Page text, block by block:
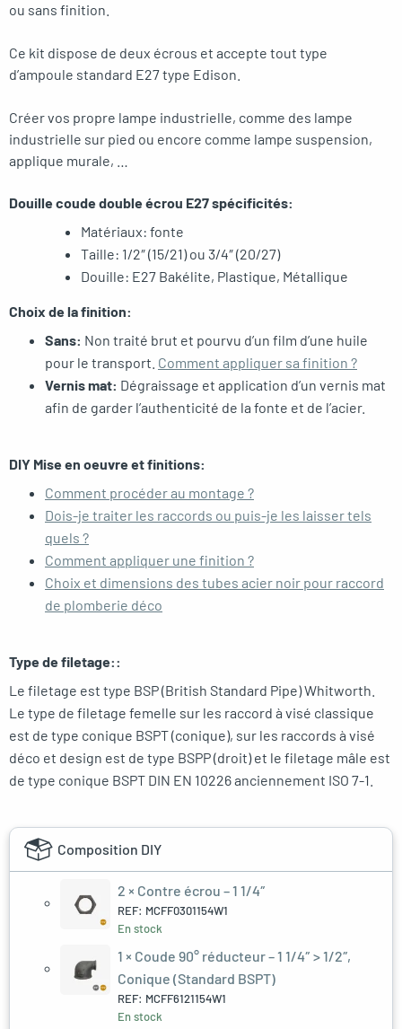
ou sans finition.
Ce kit dispose de deux écrous et accepte tout type
d’ampoule standard E27 type Edison.
Créer vos propre lampe industrielle, comme des lampe
industrielle sur pied ou encore comme lampe suspension,
applique murale, …
Douille coude double écrou E27 spécificités:
Matériaux: fonte
Taille: 1/2″ (15/21) ou 3/4″ (20/27)
Douille: E27 Bakélite, Plastique, Métallique
Choix de la finition:
Sans: Non traité brut et pourvu d’un film d’une huile
pour le transport. Comment appliquer sa finition ?
Vernis mat: Dégraissage et application d’un vernis mat
afin de garder l’authenticité de la fonte et de l’acier.
DIY Mise en oeuvre et finitions:
Comment procéder au montage ?
Dois-je traiter les raccords ou puis-je les laisser tels
quels ?
Comment appliquer une finition ?
Choix et dimensions des tubes acier noir pour raccord
de plomberie déco
Type de filetage::
Le filetage est type BSP (British Standard Pipe) Whitworth.
Le type de filetage femelle sur les raccord à visé classique
est de type conique BSPT (conique), sur les raccords à visé
déco et design est de type BSPP (droit) et le filetage mâle est
de type conique BSPT DIN EN 10226 anciennement ISO 7-1.
Composition DIY
2 × Contre écrou – 1 1/4″
REF: MCFF0301154W1
En stock
1 × Coude 90° réducteur – 1 1/4″ > 1/2″,
Conique (Standard BSPT)
REF: MCFF6121154W1
En stock